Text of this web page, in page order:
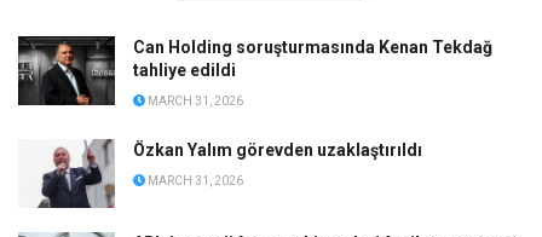
Can Holding soruşturmasında Kenan Tekdağ
tahliye edildi
MARCH 31, 2026
Özkan Yalım görevden uzaklaştırıldı
MARCH 31, 2026